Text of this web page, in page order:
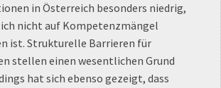
in Österreich besonders niedrig,
nicht auf Kompetenzmängel
ist. Strukturelle Barrieren für
stellen einen wesentlichen Grund
hat sich ebenso gezeigt, dass